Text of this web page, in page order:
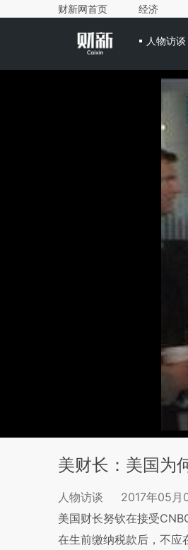
财新网首页 经济
人物访谈
美财长：美国为
人物访谈
2017年05月
美国财长努钦在接受
在生前缴纳税款后，不应